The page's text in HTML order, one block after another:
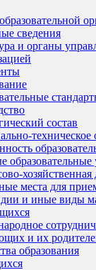
сведения
и органы
состав
техническое
образовательные
хозяйственная
места для
и иные виды
и их
образования